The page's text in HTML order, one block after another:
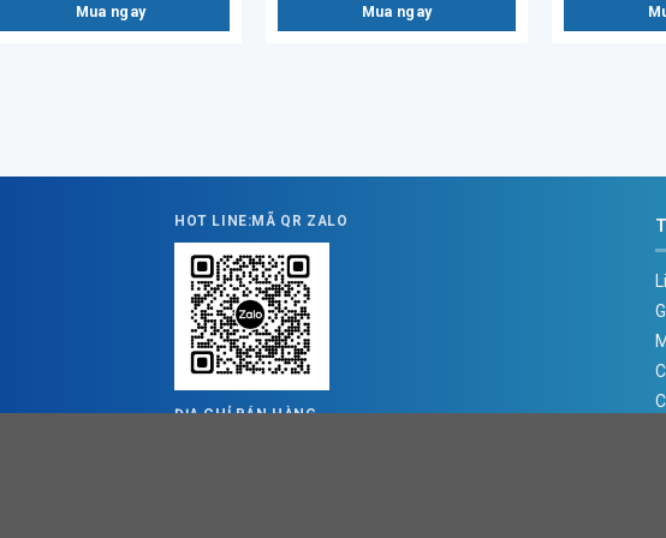
Mua ngay Mua ngay
HOT LINE:MÃ QR ZALO
ĐỊA CHỈ BÁN HÀNG